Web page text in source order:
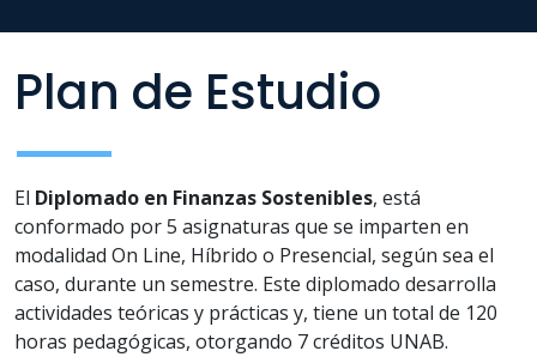
Plan de Estudio
El Diplomado en Finanzas Sostenibles, está
conformado por 5 asignaturas que se imparten en
modalidad On Line, Híbrido o Presencial, según sea el
caso, durante un semestre. Este diplomado desarrolla
actividades teóricas y prácticas y, tiene un total de 120
horas pedagógicas, otorgando 7 créditos UNAB.